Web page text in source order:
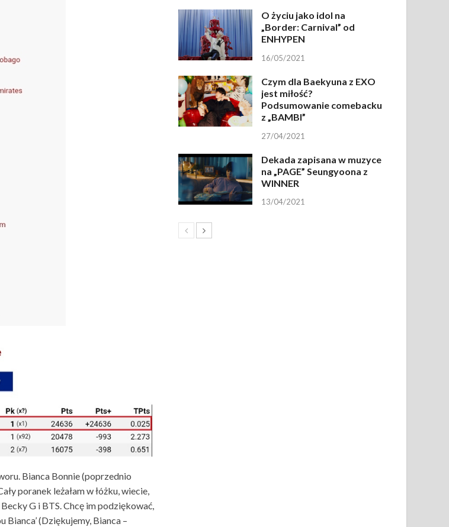
Bianca Bonnie (poprzednio
poranek leżałam w łóżku, wiecie,
G i BTS. Chcę im podziękować,
(Dziękujemy, Bianca –
O życiu jako idol na
„Border: Carnival” od
ENHYPEN
16/05/2021
Czym dla Baekyuna z EXO
jest miłość?
Podsumowanie comebacku
z „BAMBI”
27/04/2021
Dekada zapisana w muzyce
na „PAGE” Seungyoona z
WINNER
13/04/2021